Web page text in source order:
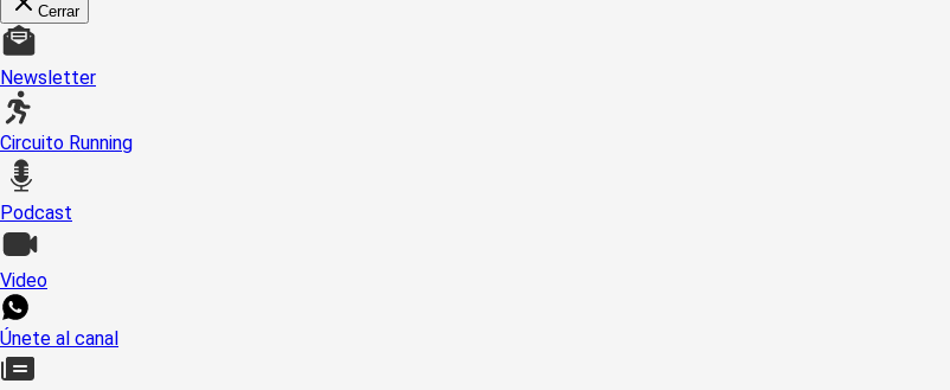
Cerrar
Newsletter
Circuito Running
Podcast
Video
Únete al canal